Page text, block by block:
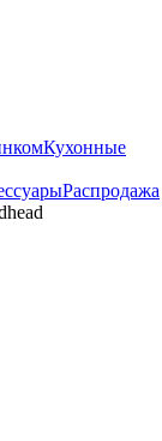
Кухонные
Распродажа